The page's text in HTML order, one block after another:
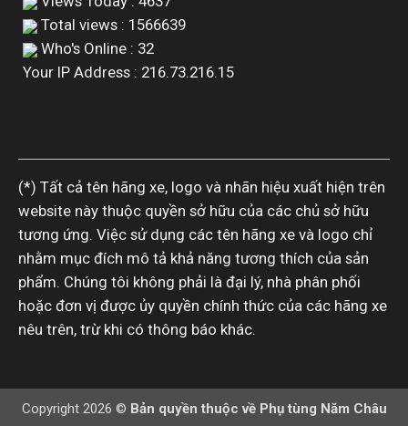
Total views : 1566639
Who's Online : 32
Your IP Address : 216.73.216.15
(*) Tất cả tên hãng xe, logo và nhãn hiệu xuất hiện trên
website này thuộc quyền sở hữu của các chủ sở hữu
tương ứng. Việc sử dụng các tên hãng xe và logo chỉ
nhằm mục đích mô tả khả năng tương thích của sản
phẩm. Chúng tôi không phải là đại lý, nhà phân phối
hoặc đơn vị được ủy quyền chính thức của các hãng xe
nêu trên, trừ khi có thông báo khác.
Copyright 2026 © Bản quyền thuộc về Phụ tùng Năm Châu